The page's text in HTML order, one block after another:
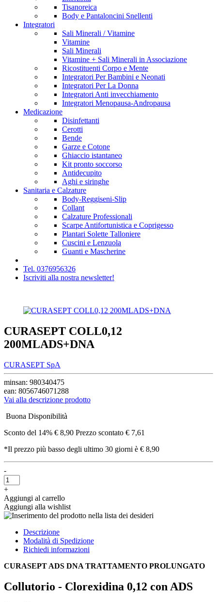
Tisanoreica
Body e Pantaloncini Snellenti
Integratori
Sali Minerali / Vitamine
Vitamine
Sali Minerali
Vitamine + Sali Minerali in Associazione
Ricostituenti Corpo e Mente
Integratori Per Bambini e Neonati
Integratori Per La Donna
Integratori Anti invecchiamento
Integratori Menopausa-Andropausa
Medicazione
Disinfettanti
Cerotti
Bende
Garze e Cotone
Ghiaccio istantaneo
Kit pronto soccorso
Antidecupito
Aghi e siringhe
Sanitaria e Calzature
Body-Reggiseni-Slip
Collant
Calzature Professionali
Scarpe Antifortunistica e Coprigesso
Plantari Solette Talloniere
Cuscini e Lenzuola
Guanti e Mascherine
Tel. 0376956326
Iscriviti alla nostra newsletter!
CURASEPT COLL0,12
200MLADS+DNA
CURASEPT SpA
minsan: 980340475
ean: 8056746071288
Vai alla descrizione prodotto
Buona Disponibilità
Sconto del 14% € 8,90 Prezzo scontato € 7,61
*Il prezzo più basso degli ultimo 30 giorni è € 8,90
-
+
Aggiungi al carrello
Aggiungi alla wishlist
Descrizione
Modalità di Spedizione
Richiedi informazioni
CURASEPT ADS DNA TRATTAMENTO PROLUNGATO
Collutorio - Clorexidina 0,12 con ADS